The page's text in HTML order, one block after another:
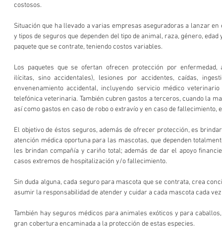
costosos.
Situación que ha llevado a varias empresas aseguradoras a lanzar
y tipos de seguros que dependen del tipo de animal, raza, género,
paquete que se contrate, teniendo costos variables.
Los paquetes que se ofertan ofrecen protección por enfermedad,
ilícitas, sino accidentales), lesiones por accidentes, caídas,
envenenamiento accidental, incluyendo servicio médico
telefónica veterinaria. También cubren gastos a terceros, cuando la
así como gastos en caso de robo o extravío y en caso de fallecimiento,
El objetivo de éstos seguros, además de ofrecer protección, es
atención médica oportuna para las mascotas, que dependen
les brindan compañía y cariño total; además de dar el apoyo
casos extremos de hospitalización y/o fallecimiento.
Sin duda alguna, cada seguro para mascota que se contrata, crea
asumir la responsabilidad de atender y cuidar a cada mascota cada
También hay seguros médicos para animales exóticos y para
gran cobertura encaminada a la protección de estas especies.